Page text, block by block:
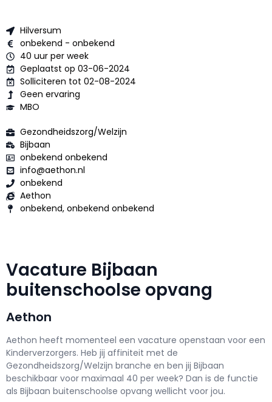
Hilversum
onbekend - onbekend
40 uur per week
Geplaatst op 03-06-2024
Solliciteren tot 02-08-2024
Geen ervaring
MBO
Gezondheidszorg/Welzijn
Bijbaan
onbekend onbekend
info@aethon.nl
onbekend
Aethon
onbekend, onbekend onbekend
Vacature Bijbaan
buitenschoolse opvang
Aethon
Aethon heeft momenteel een vacature openstaan voor een
Kinderverzorgers. Heb jij affiniteit met de
Gezondheidszorg/Welzijn branche en ben jij Bijbaan
beschikbaar voor maximaal 40 per week? Dan is de functie
als Bijbaan buitenschoolse opvang wellicht voor jou.